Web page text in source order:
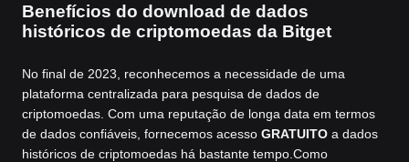
Benefícios do download de dados
históricos de criptomoedas da Bitget
No final de 2023, reconhecemos a necessidade de uma
plataforma centralizada para pesquisa de dados de
criptomoedas. Com uma reputação de longa data em termos
de dados confiáveis, fornecemos acesso GRATUITO a dados
históricos de criptomoedas há bastante tempo. Como